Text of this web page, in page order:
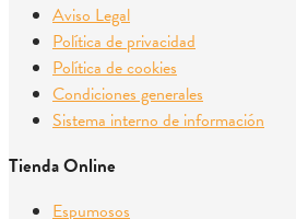
Aviso Legal
Política de privacidad
Política de cookies
Condiciones generales
Sistema interno de información
Tienda Online
Espumosos